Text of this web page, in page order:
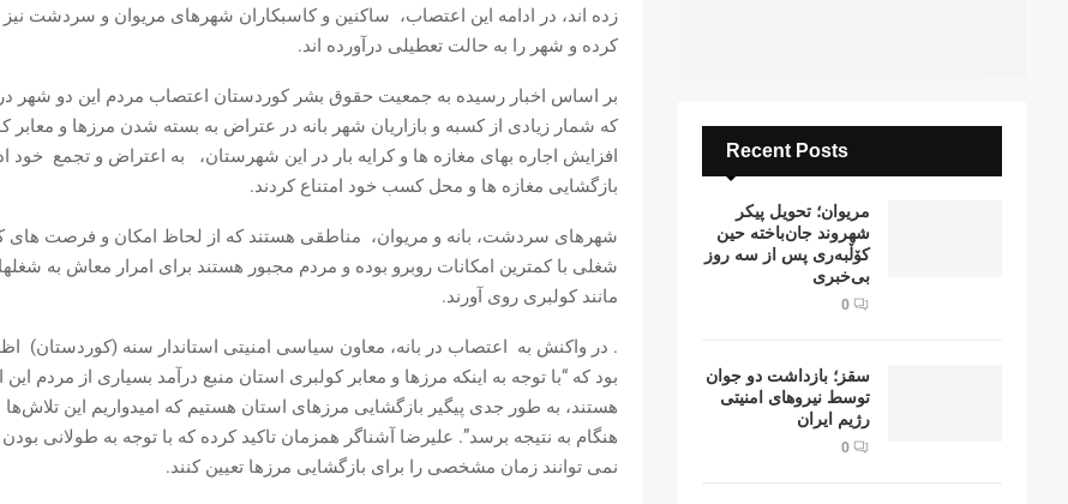
زدە اند، در ادامه این اعتصاب، ساکنین و کاسبکاران شهرهای مریوان و سردشت
کرده و شهر را به حالت تعطیلی درآورده اند.
بر اساس اخبار رسیده به جمعیت حقوق بشر کوردستان اعتصاب مردم این دو شهر
که شمار زیادی از کسبه و بازاریان شهر بانه در عتراض به بسته شدن مرزها و معابر
افزایش اجاره بهای مغازه ها و کرایه بار در این شهرستان، به اعتراض و تجمع خود
بازگشایی مغازه ها و محل کسب خود امتناع کردند.
شهرهای سردشت، بانه و مریوان، مناطقی هستند که از لحاظ امکان و فرصت های
شغلی با کمترین امکانات روبرو بوده و مردم مجبور هستند برای امرار معاش به
مانند کولبری روی آورند.
. در واکنش به اعتصاب در بانه، معاون سیاسی امنیتی استاندار سنە (کوردستان)
بود که “با توجه به اینکه مرزها و معابر کولبری استان منبع درآمد بسیاری از مردم این
هستند، به طور جدی پیگیر بازگشایی مرزهای استان هستیم که امیدواریم این
هنگام به نتیجه برسد”. علیرضا آشناگر همزمان تاکید کرده که با توجه به طولانی بودن
نمی توانند زمان مشخصی را برای بازگشایی مرزها تعیین کنند.
Recent Posts
مریوان؛ تحویل پیکر
شهروند جان‌باخته حین
کۆڵبەری پس از سە روز
بی‌خبری
0
سقز؛ بازداشت دو جوان
توسط نیروهای امنیتی
رژیم ایران
0